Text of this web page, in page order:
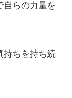
自らの力量を
持ちを持ち続